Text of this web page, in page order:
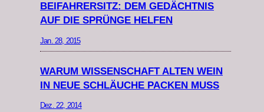
BEIFAHRERSITZ: DEM GEDÄCHTNIS
AUF DIE SPRÜNGE HELFEN
Jan. 28, 2015
WARUM WISSENSCHAFT ALTEN WEIN
IN NEUE SCHLÄUCHE PACKEN MUSS
Dez. 22, 2014